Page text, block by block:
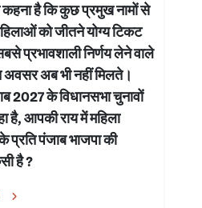
है कि कुछ प्रमुख नामों से
को जीतने योग्य टिकट
प्रभावशाली निर्णय लेने वाले
अवसर अब भी नहीं मिलते।
2027 के विधानसभा चुनावों
है, आपकी राय में महिला
प्रति पंजाब भाजपा की
है ?